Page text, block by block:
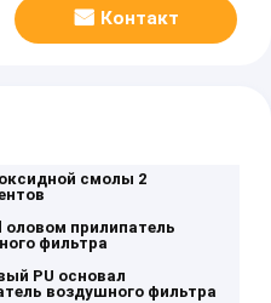
Контакт
смолы 2
оловом прилипатель
фильтра
PU основал
воздушного фильтра